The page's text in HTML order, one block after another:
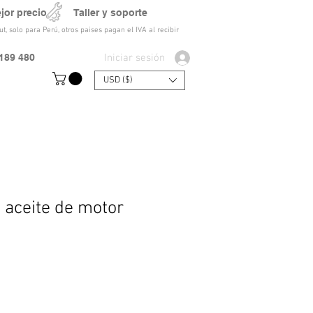
solo para Perú, otros paises pagan el IVA al recibir
Iniciar sesión
480
USD ($)
precio Taller y soporte
de motor